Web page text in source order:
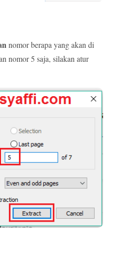
nomor berapa yang akan di
nomor 5 saja, silakan atur